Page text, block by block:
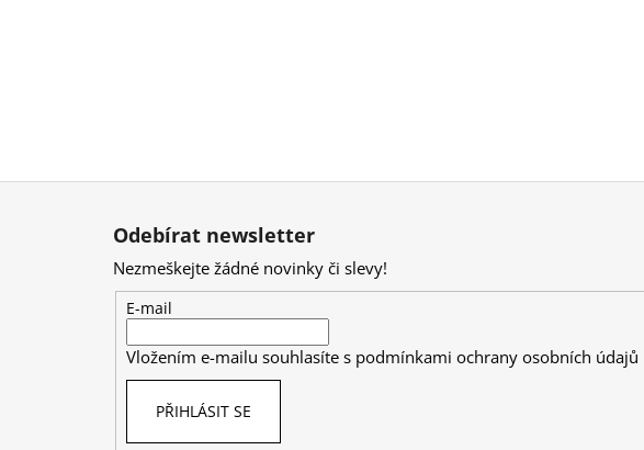
Z
Odebírat newsletter
Nezmeškejte žádné novinky či slevy!
E-mail
Vložením e-mailu souhlasíte s podmínkami ochrany osobních údajů
PŘIHLÁSIT SE